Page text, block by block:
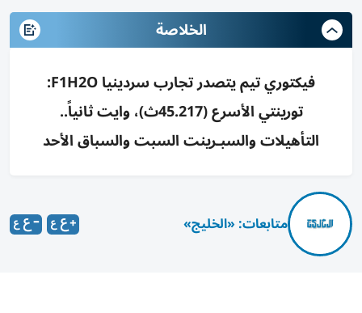
الخلاصة
فيكتوري تيم يتصدر تجارب سردينيا F1H2O:
تورينتي الأسرع (45.217ث)، وايت ثانياً..
التأهيلات والسبـرينت السبت والسباق الأحد
متابعات: «الخليج»